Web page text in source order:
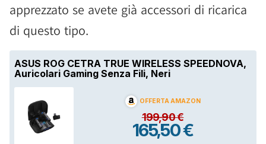
apprezzato se avete già accessori di ricarica
di questo tipo.